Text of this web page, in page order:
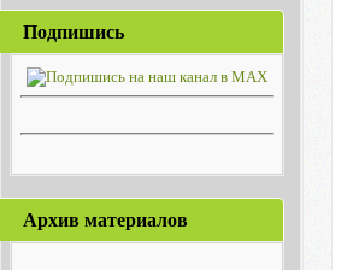
Подпишись
Архив материалов